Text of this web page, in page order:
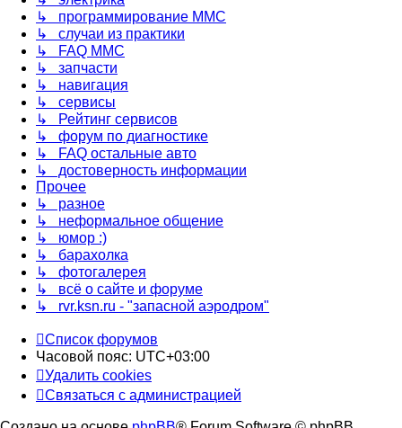
↳ программирование MMC
↳ случаи из практики
↳ FAQ MMC
↳ запчасти
↳ навигация
↳ сервисы
↳ Рейтинг сервисов
↳ форум по диагностике
↳ FAQ остальные авто
↳ достоверность информации
Прочее
↳ разное
↳ неформальное общение
↳ юмор :)
↳ барахолка
↳ фотогалерея
↳ всё о сайте и форуме
↳ rvr.ksn.ru - "запасной аэродром"
Список форумов
Часовой пояс: UTC+03:00
Удалить cookies
Связаться с администрацией